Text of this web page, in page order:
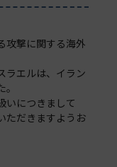
攻撃に関する海外
ラエルは、イラン
いにつきまして
ただきますようお